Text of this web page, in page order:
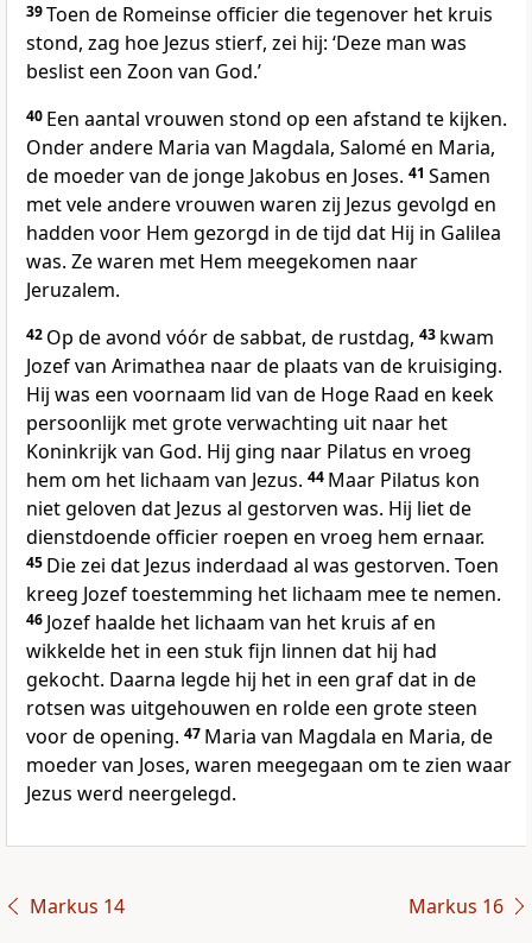
39Toen de Romeinse officier die tegenover het kruis
stond, zag hoe Jezus stierf, zei hij: ‘Deze man was
beslist een Zoon van God.’
40 Een aantal vrouwen stond op een afstand te kijken.
Onder andere Maria van Magdala, Salomé en Maria,
de moeder van de jonge Jakobus en Joses. 41 Samen
met vele andere vrouwen waren zij Jezus gevolgd en
hadden voor Hem gezorgd in de tijd dat Hij in Galilea
was. Ze waren met Hem meegekomen naar
Jeruzalem.
42 Op de avond vóór de sabbat, de rustdag, 43 kwam
Jozef van Arimathea naar de plaats van de kruisiging.
Hij was een voornaam lid van de Hoge Raad en keek
persoonlijk met grote verwachting uit naar het
Koninkrijk van God. Hij ging naar Pilatus en vroeg
hem om het lichaam van Jezus. 44 Maar Pilatus kon
niet geloven dat Jezus al gestorven was. Hij liet de
dienstdoende officier roepen en vroeg hem ernaar.
45 Die zei dat Jezus inderdaad al was gestorven. Toen
kreeg Jozef toestemming het lichaam mee te nemen.
46 Jozef haalde het lichaam van het kruis af en
wikkelde het in een stuk fijn linnen dat hij had
gekocht. Daarna legde hij het in een graf dat in de
rotsen was uitgehouwen en rolde een grote steen
voor de opening. 47 Maria van Magdala en Maria, de
moeder van Joses, waren meegegaan om te zien waar
Jezus werd neergelegd.
Markus 14 Markus 16